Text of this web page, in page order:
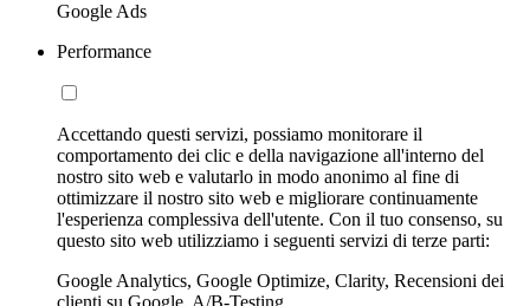
Google Ads
Performance
Accettando questi servizi, possiamo monitorare il
comportamento dei clic e della navigazione all'interno del
nostro sito web e valutarlo in modo anonimo al fine di
ottimizzare il nostro sito web e migliorare continuamente
l'esperienza complessiva dell'utente. Con il tuo consenso, su
questo sito web utilizziamo i seguenti servizi di terze parti:
Google Analytics, Google Optimize, Clarity, Recensioni dei